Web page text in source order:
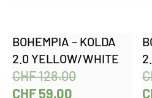
BOHEMPIA – KOLDA
2.0 YELLOW/WHITE
CHF128.00
CHF59.00